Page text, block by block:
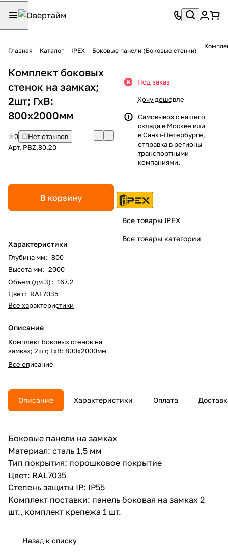
Главная Каталог IPEX Боковые панели (Боковые стенки)
Комплект боковых
стенок на замках;
2шт; ГхВ:
800х2000мм
0
Нет отзывов
Арт. PBZ.80.20
В корзину
Характеристики
Глубина мм: 800
Высота мм: 2000
Объем (дм 3): 167.2
Цвет: RAL7035
Все характеристики
Описание
Комплект боковых стенок на
замках; 2шт; ГхВ: 800х2000мм
Все описание
Под заказ
Хочу дешевле
Самовывоз с нашего
склада в Москве или
в Санкт-Петербурге,
отправка в регионы
транспортными
компаниями.
Все товары IPEX
Все товары категории
Описание Характеристики Оплата
Боковые панели на замках
Материал: сталь 1,5 мм
Тип покрытия: порошковое покрытие
Цвет: RAL7035
Степень защиты IP: IP55
Комплект поставки: панель боковая на замках 2
шт., комплект крепежа 1 шт.
Назад к списку